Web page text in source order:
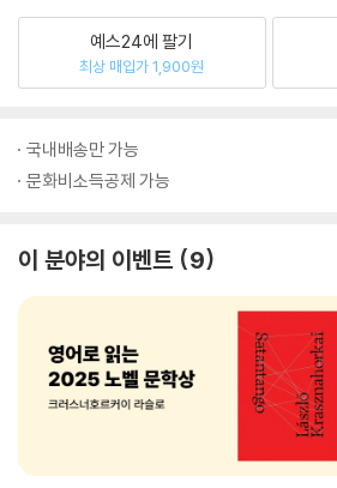
예스24에 팔기
최상 매입가 1,900원
국내배송만 가능
문화비소득공제 가능
이 분야의 이벤트 9